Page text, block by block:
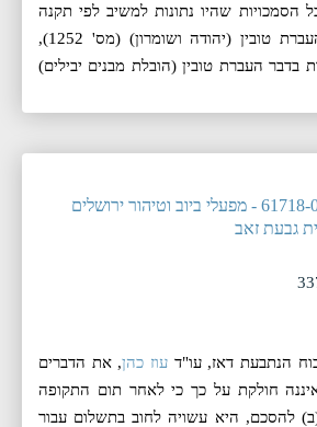
הסמכויות שהיו נתונות למשיב לפי תקנה
2ב(ג)(1) לצו בדבר העברת טובין (יהודה ושומרון) (מס' 1252),
תקנות בדבר העברת טובין (הובלת מבנים יבילים)
ת"א (ירושלים) 61718-09-16 - מפעלי ביוב וטיהור ירושלים
גבעת זאב
עוז כהן, את הדברים
חולקת על כך כי לאחר תום התקופה
בסעיף 5(1)(ב) להסכם, היא עשויה לחוב בתשלום עבור